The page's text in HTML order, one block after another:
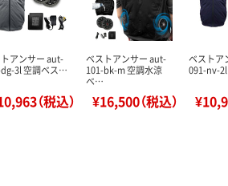
アンサー aut-
3l 空調ベス…
（税込）
ベストアンサー aut-
101-bk-m 空調水涼
ベ…
¥16,500（税込）
ベストア
091-nv-